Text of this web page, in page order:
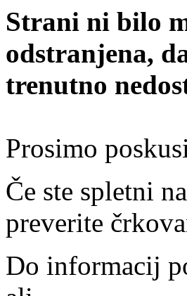
Strani ni bilo
odstranjena,
trenutno
Prosimo
Če ste spletni
preverite
Do informacij